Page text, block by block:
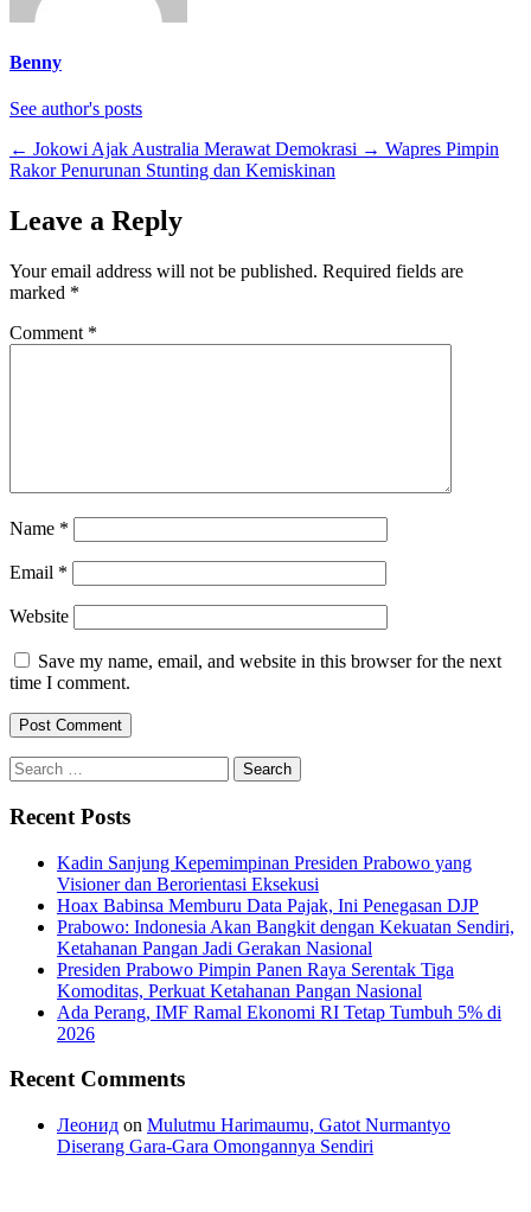
Benny
See author's posts
← Jokowi Ajak Australia Merawat Demokrasi → Wapres Pimpin
Rakor Penurunan Stunting dan Kemiskinan
Leave a Reply
Your email address will not be published. Required fields are
marked *
Comment *
Name *
Email *
Website
Save my name, email, and website in this browser for the next
time I comment.
Search
for:
Recent Posts
Kadin Sanjung Kepemimpinan Presiden Prabowo yang
Visioner dan Berorientasi Eksekusi
Hoax Babinsa Memburu Data Pajak, Ini Penegasan DJP
Prabowo: Indonesia Akan Bangkit dengan Kekuatan Sendiri,
Ketahanan Pangan Jadi Gerakan Nasional
Presiden Prabowo Pimpin Panen Raya Serentak Tiga
Komoditas, Perkuat Ketahanan Pangan Nasional
Ada Perang, IMF Ramal Ekonomi RI Tetap Tumbuh 5% di
2026
Recent Comments
Леонид on Mulutmu Harimaumu, Gatot Nurmantyo
Diserang Gara-Gara Omongannya Sendiri